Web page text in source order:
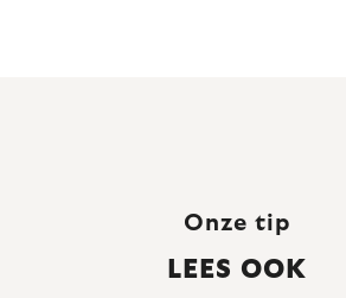
Onze tip
LEES OOK